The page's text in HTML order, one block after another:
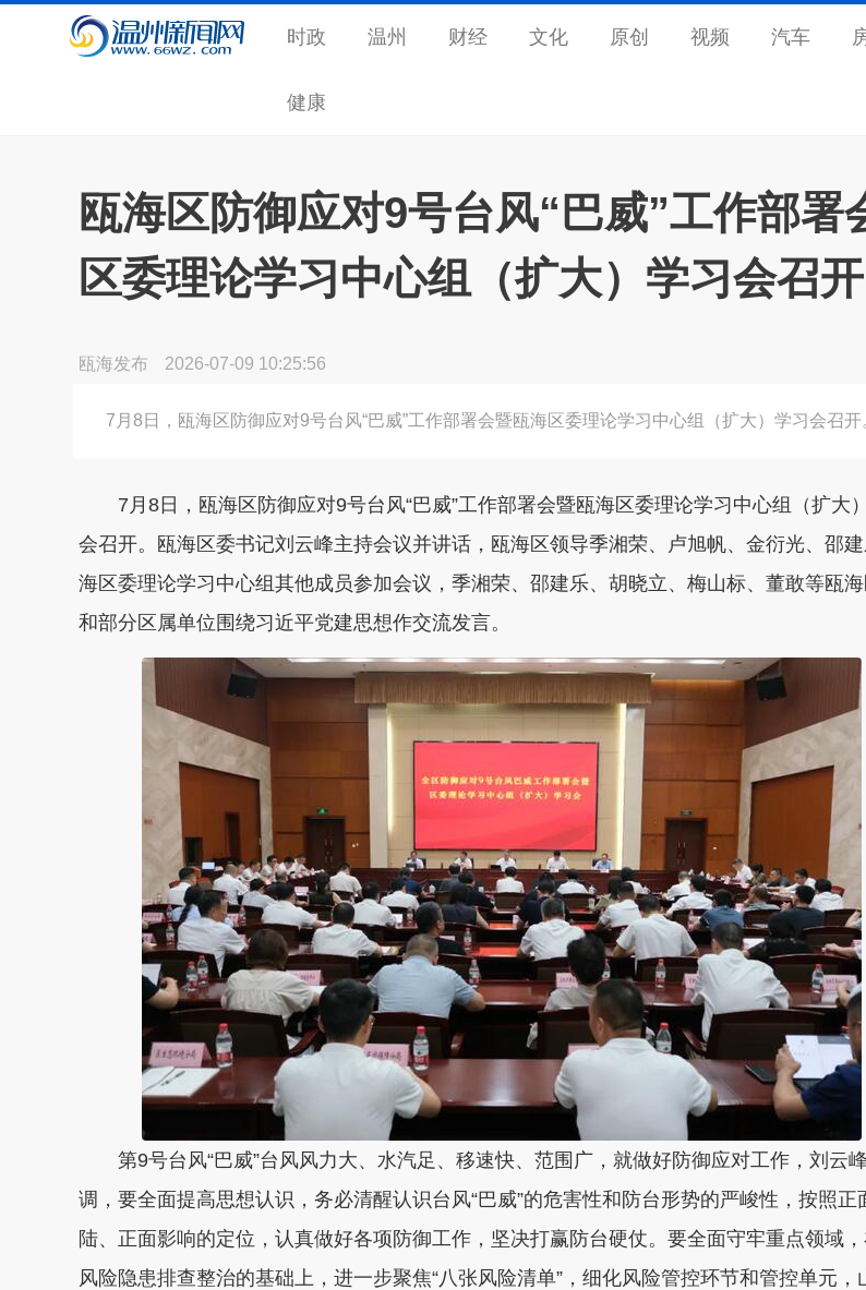
时政 温州 财经 文化 原创 视频 汽车
健康
瓯海区防御应对9号台风“巴威”工作部署
区委理论学习中心组（扩大）学习会召开
瓯海发布 2026-07-09 10:25:56
7月8日，瓯海区防御应对9号台风“巴威”工作部署会暨瓯海区委理论学习中心组（扩大）学习会召开
7月8日，瓯海区防御应对9号台风“巴威”工作部署会暨瓯海区委理论学习中心组（扩大
会召开。瓯海区委书记刘云峰主持会议并讲话，瓯海区领导季湘荣、卢旭帆、金衍光、邵
海区委理论学习中心组其他成员参加会议，季湘荣、邵建乐、胡晓立、梅山标、董敢等瓯
和部分区属单位围绕习近平党建思想作交流发言。
第9号台风“巴威”台风风力大、水汽足、移速快、范围广，就做好防御应对工作，刘云
调，要全面提高思想认识，务必清醒认识台风“巴威”的危害性和防台形势的严峻性，按照正
陆、正面影响的定位，认真做好各项防御工作，坚决打赢防台硬仗。要全面守牢重点领域
风险隐患排查整治的基础上，进一步聚焦“八张风险清单”，细化风险管控环节和管控单元，